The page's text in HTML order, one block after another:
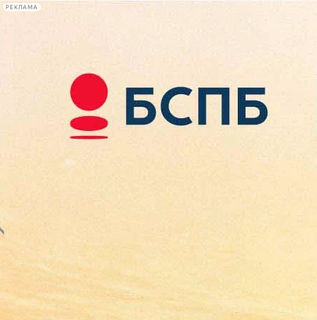
РЕКЛАМА
Сегодня:
2026.08.10
11:37
Афиша Plus